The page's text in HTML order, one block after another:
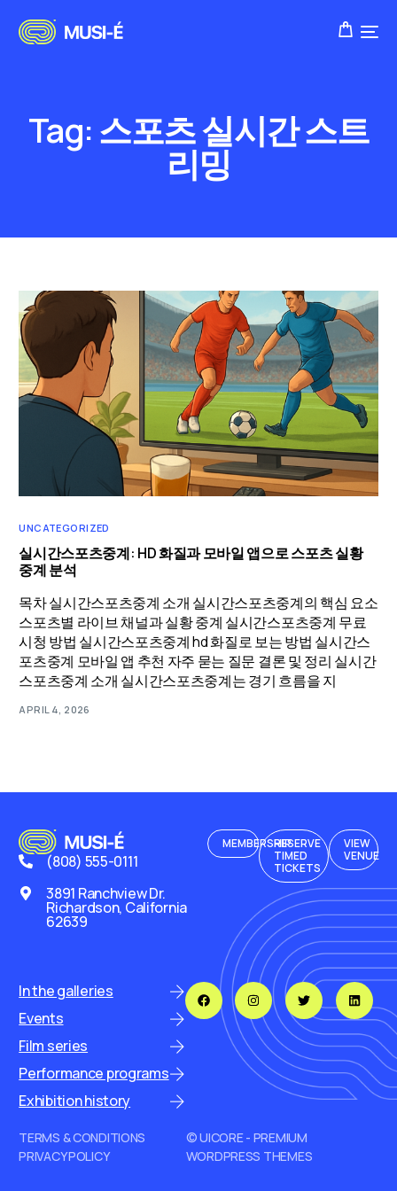
Tag:스포츠 실시간 스트
리밍
UNCATEGORIZED
실시간스포츠중계: HD 화질과 모바일 앱으로 스포츠 실황
중계 분석
목차 실시간스포츠중계 소개 실시간스포츠중계의 핵심 요소
스포츠별 라이브 채널과 실황 중계 실시간스포츠중계 무료
시청 방법 실시간스포츠중계 hd 화질로 보는 방법 실시간스
포츠중계 모바일 앱 추천 자주 묻는 질문 결론 및 정리 실시간
스포츠중계 소개 실시간스포츠중계는 경기 흐름을 지
APRIL 4, 2026
(808) 555-0111
3891 Ranchview Dr.
Richardson, California
62639
MEMBERSHIPRESERVE
TIMED
TICKETS
VIEW
VENUE
In the galleries
Events
Film series
Performance programs
Exhibition history
TERMS & CONDITIONS
PRIVACY POLICY
© UICORE - PREMIUM
WORDPRESS THEMES